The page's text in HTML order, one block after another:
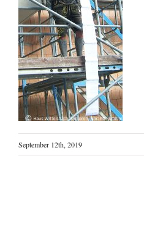
September 12th, 2019